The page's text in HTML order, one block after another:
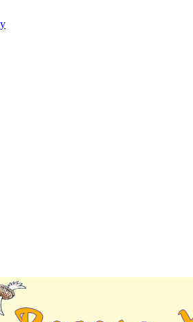
картинки, смешные истории,
приколы, карикатуры, шаржи, стихи,